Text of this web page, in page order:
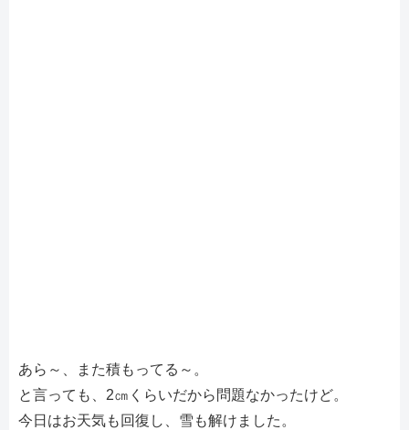
あら～、また積もってる～。
と言っても、2㎝くらいだから問題なかったけど。
今日はお天気も回復し、雪も解けました。